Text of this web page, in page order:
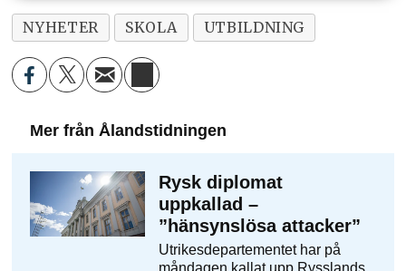
NYHETER SKOLA UTBILDNING